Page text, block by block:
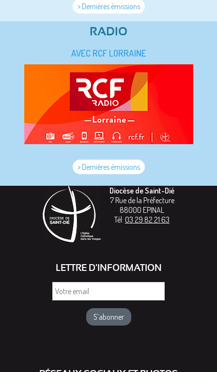
> Dernières émissions
RADIO
AVEC RCF LORRAINE
> Dernières émissions
Diocèse de Saint-Dié
7 Rue de la Préfecture
88000 EPINAL
Tél: 03 29 82 21 63
LETTRE D'INFORMATION